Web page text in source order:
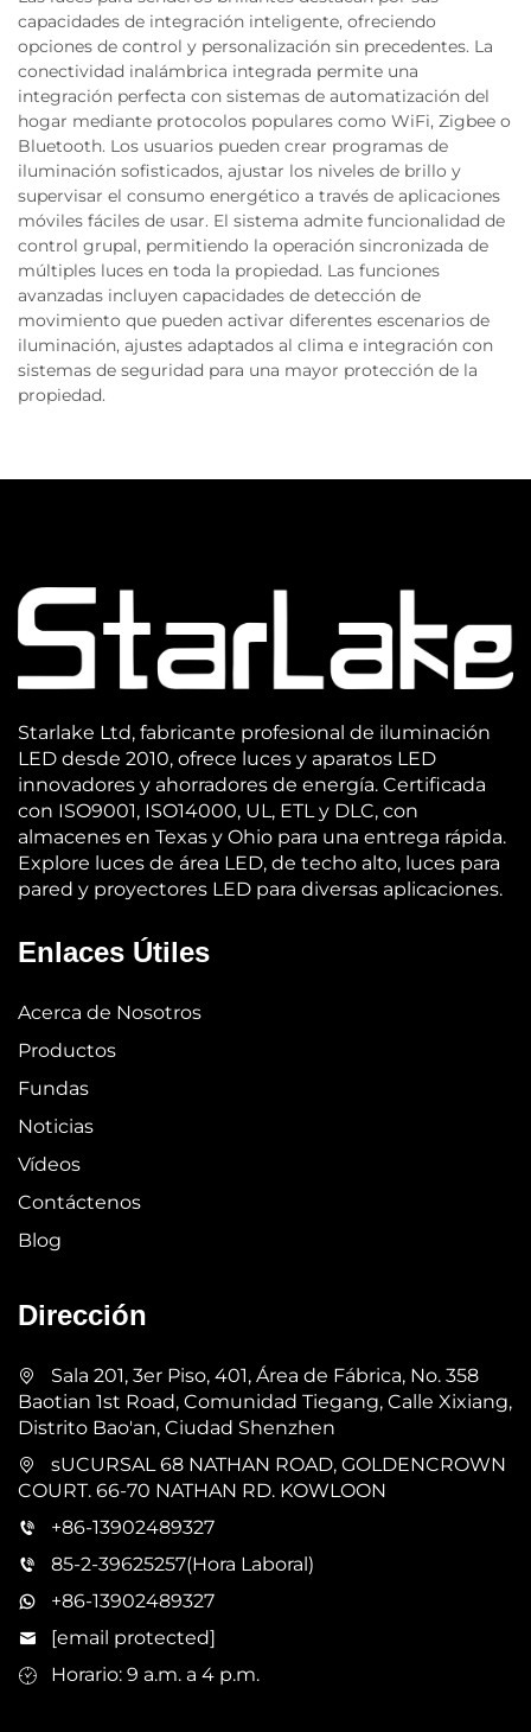
capacidades de integración inteligente, ofreciendo
opciones de control y personalización sin precedentes. La
conectividad inalámbrica integrada permite una
integración perfecta con sistemas de automatización del
hogar mediante protocolos populares como WiFi, Zigbee o
Bluetooth. Los usuarios pueden crear programas de
iluminación sofisticados, ajustar los niveles de brillo y
supervisar el consumo energético a través de aplicaciones
móviles fáciles de usar. El sistema admite funcionalidad de
control grupal, permitiendo la operación sincronizada de
múltiples luces en toda la propiedad. Las funciones
avanzadas incluyen capacidades de detección de
movimiento que pueden activar diferentes escenarios de
iluminación, ajustes adaptados al clima e integración con
sistemas de seguridad para una mayor protección de la
propiedad.
Starlake Ltd, fabricante profesional de iluminación
LED desde 2010, ofrece luces y aparatos LED
innovadores y ahorradores de energía. Certificada
con ISO9001, ISO14000, UL, ETL y DLC, con
almacenes en Texas y Ohio para una entrega rápida.
Explore luces de área LED, de techo alto, luces para
pared y proyectores LED para diversas aplicaciones.
Enlaces Útiles
Acerca de Nosotros
Productos
Fundas
Noticias
Vídeos
Contáctenos
Blog
Dirección
Sala 201, 3er Piso, 401, Área de Fábrica, No. 358
Baotian 1st Road, Comunidad Tiegang, Calle Xixiang,
Distrito Bao'an, Ciudad Shenzhen
sUCURSAL 68 NATHAN ROAD, GOLDENCROWN
COURT. 66-70 NATHAN RD. KOWLOON
+86-13902489327
85-2-39625257(Hora Laboral)
+86-13902489327
[email protected]
Horario: 9 a.m. a 4 p.m.